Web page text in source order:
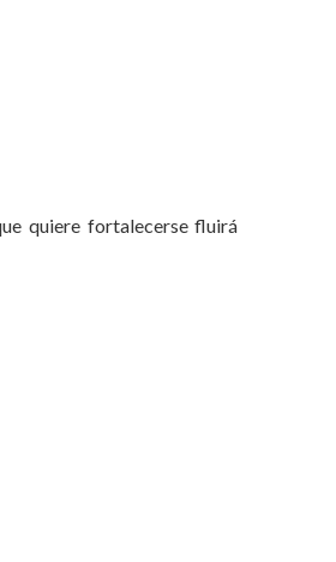
quiere fortalecerse fluirá